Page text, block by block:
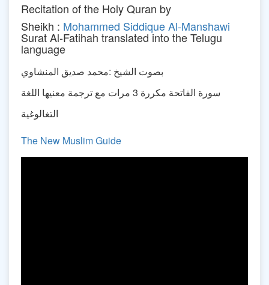
Recitation of the Holy Quran by
Sheikh : Mohammed Siddique Al-Manshawi
Surat Al-Fatihah translated into the Telugu
language
بصوت الشيخ :محمد صديق المنشاوي
سورة الفاتحة مكررة 3 مرات مع ترجمة معنيها اللغة
التغالوغية
The New Muslim Guide